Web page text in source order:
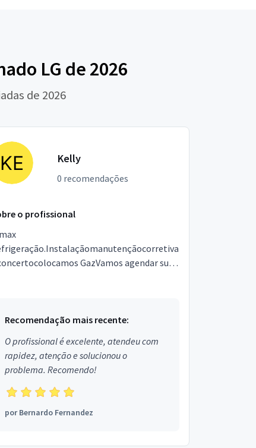
LG de 2026
de 2026
Kelly
0 recomendações
o profissional
GazVamos agendar sua
Recomendação mais recente:
O profissional é excelente, atendeu com
rapidez, atenção e solucionou o
problema. Recomendo!
porBernardo Fernandez